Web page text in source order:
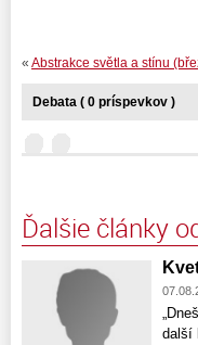
« Abstrakce světla a stínu
Debata ( 0 príspevkov )
Ďalšie články
další